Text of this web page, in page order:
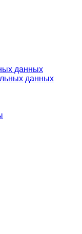
данных
данных